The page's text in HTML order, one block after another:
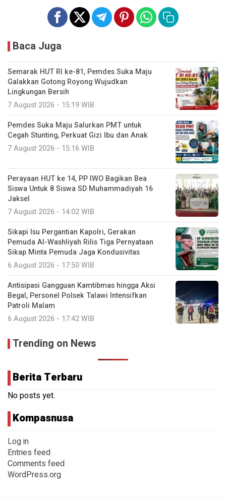
Baca Juga
Semarak HUT RI ke-81, Pemdes Suka Maju
Galakkan Gotong Royong Wujudkan
Lingkungan Bersih
7 August 2026 - 15:19 WIB
Pemdes Suka Maju Salurkan PMT untuk
Cegah Stunting, Perkuat Gizi Ibu dan Anak
7 August 2026 - 15:16 WIB
Perayaan HUT ke 14, PP IWO Bagikan Bea
Siswa Untuk 8 Siswa SD Muhammadiyah 16
Jaksel
7 August 2026 - 14:02 WIB
Sikapi Isu Pergantian Kapolri, Gerakan
Pemuda Al-Washliyah Rilis Tiga Pernyataan
Sikap Minta Pemuda Jaga Kondusivitas
6 August 2026 - 17:50 WIB
Antisipasi Gangguan Kamtibmas hingga Aksi
Begal, Personel Polsek Talawi Intensifkan
Patroli Malam
6 August 2026 - 17:42 WIB
Trending on News
Berita Terbaru
No posts yet.
Kompasnusa
Log in
Entries feed
Comments feed
WordPress.org